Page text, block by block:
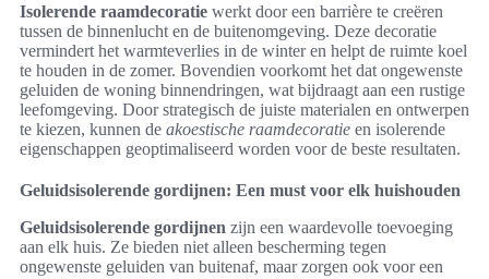
Isolerende raamdecoratie werkt door een barrière te creëren
tussen de binnenlucht en de buitenomgeving. Deze decoratie
vermindert het warmteverlies in de winter en helpt de ruimte koel
te houden in de zomer. Bovendien voorkomt het dat ongewenste
geluiden de woning binnendringen, wat bijdraagt aan een rustige
leefomgeving. Door strategisch de juiste materialen en ontwerpen
te kiezen, kunnen de akoestische raamdecoratie en isolerende
eigenschappen geoptimaliseerd worden voor de beste resultaten.
Geluidsisolerende gordijnen: Een must voor elk huishouden
Geluidsisolerende gordijnen zijn een waardevolle toevoeging
aan elk huis. Ze bieden niet alleen bescherming tegen
ongewenste geluiden van buitenaf, maar zorgen ook voor een